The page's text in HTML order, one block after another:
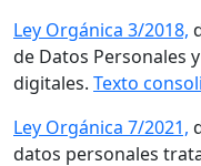
Ley Orgánica 3/2018,
de Datos Personales
digitales. Texto
Ley Orgánica 7/2021,
datos personales